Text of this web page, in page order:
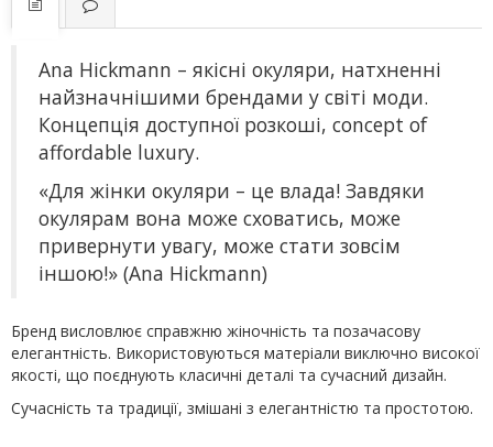
Ana Hickmann – якісні окуляри, натхненні
найзначнішими брендами у світі моди.
Концепція доступної розкоші, concept of
affordable luxury.
«Для жінки окуляри – це влада! Завдяки
окулярам вона може сховатись, може
привернути увагу, може стати зовсім
іншою!» (Ana Hickmann)
Бренд висловлює справжню жіночність та позачасову
елегантність. Використовуються матеріали виключно високої
якості, що поєднують класичні деталі та сучасний дизайн.
Сучасність та традиції, змішані з елегантністю та простотою.